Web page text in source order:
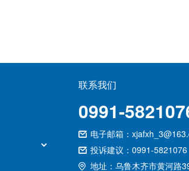
联系我们
0991-
电子邮箱：
投诉建议：0991-5821076
地址：乌鲁木齐市黄河路